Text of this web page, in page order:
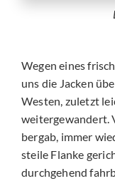
Wegen eines
uns die Jacken
Westen, zuletzt
weitergewandert.
bergab, immer
steile Flanke
durchgehend